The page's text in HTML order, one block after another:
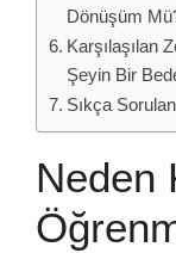
Dönüşüm
Karşılaşılan
Şeyin Bir
Sıkça
Neden